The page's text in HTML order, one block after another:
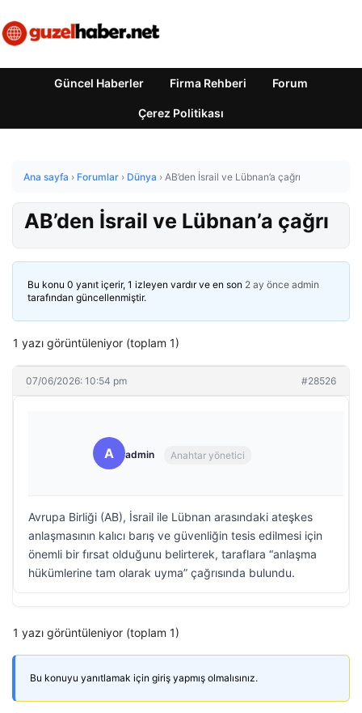
Güncel Haberler Firma Rehberi Forum
Çerez Politikası
Ana sayfa › Forumlar › Dünya › AB’den İsrail ve Lübnan’a çağrı
AB’den İsrail ve Lübnan’a çağrı
Bu konu 0 yanıt içerir, 1 izleyen vardır ve en son 2 ay önce admin
tarafından güncellenmiştir.
1 yazı görüntüleniyor (toplam 1)
07/06/2026: 10:54 pm #28526
A admin Anahtar yönetici
Avrupa Birliği (AB), İsrail ile Lübnan arasındaki ateşkes
anlaşmasının kalıcı barış ve güvenliğin tesis edilmesi için
önemli bir fırsat olduğunu belirterek, taraflara “anlaşma
hükümlerine tam olarak uyma” çağrısında bulundu.
1 yazı görüntüleniyor (toplam 1)
Bu konuyu yanıtlamak için giriş yapmış olmalısınız.